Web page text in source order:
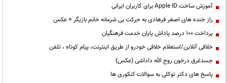
آموزش ساخت Apple ID برای کاربران ایرانی
راز خنده های اصغر فرهادی به حرکت بی شرمانه خانم بازیگر + عکس
پرداخت ۱۰۰ درصد پاداش پایان خدمت فرهنگیان
خلافی آنلاین/استعلام خلافی خودرو از طریق اینترنت، پیام کوتاه ، تلفن
جسدغرق درخون روح الله داداشی (عکس)
پاسخ های دکتر توکلی به سوالات کنکوری ها